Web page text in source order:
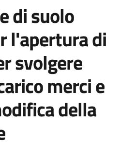
di suolo
l'apertura di
svolgere
merci e
della